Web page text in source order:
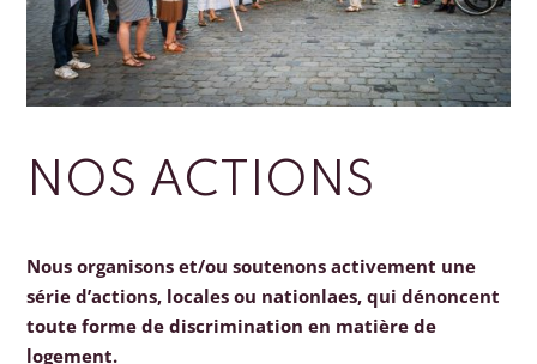
NOS ACTIONS
Nous organisons et/ou soutenons activement une
série d’actions, locales ou nationlaes, qui dénoncent
toute forme de discrimination en matière de
logement.